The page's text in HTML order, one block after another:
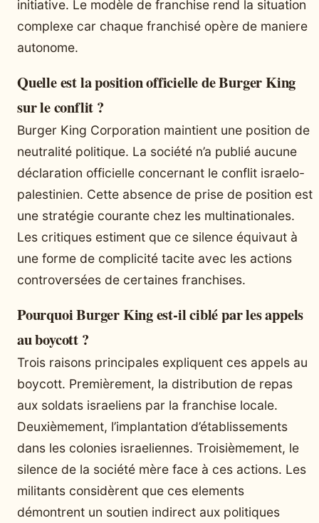
initiative. Le modèle de franchise rend la situation
complexe car chaque franchisé opère de maniere
autonome.
Quelle est la position officielle de Burger King
sur le conflit ?
Burger King Corporation maintient une position de
neutralité politique. La société n’a publié aucune
déclaration officielle concernant le conflit israelo-
palestinien. Cette absence de prise de position est
une stratégie courante chez les multinationales.
Les critiques estiment que ce silence équivaut à
une forme de complicité tacite avec les actions
controversées de certaines franchises.
Pourquoi Burger King est-il ciblé par les appels
au boycott ?
Trois raisons principales expliquent ces appels au
boycott. Premièrement, la distribution de repas
aux soldats israeliens par la franchise locale.
Deuxièmement, l’implantation d’établissements
dans les colonies israeliennes. Troisièmement, le
silence de la société mère face à ces actions. Les
militants considèrent que ces elements
démontrent un soutien indirect aux politiques